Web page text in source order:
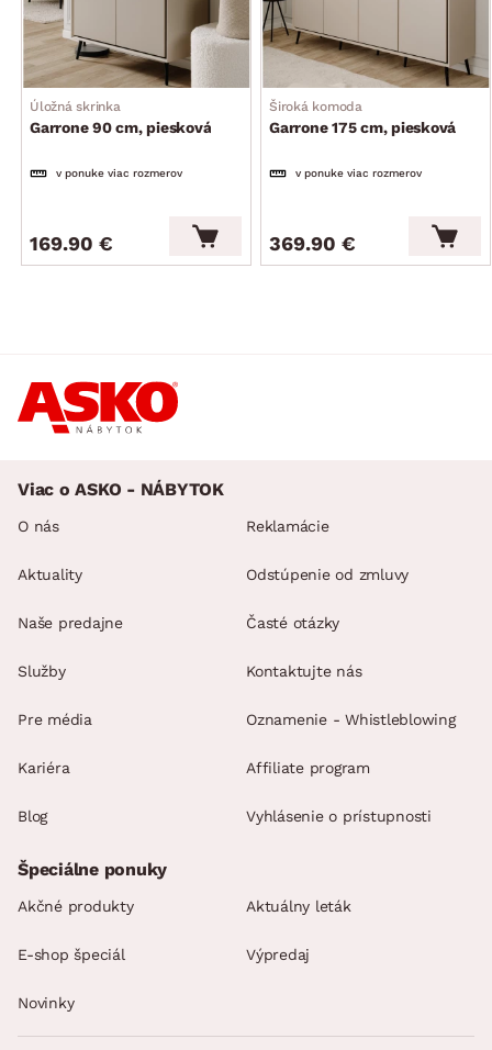
Úložná skrinka
Garrone 90 cm, piesková
v ponuke viac rozmerov
169.90 €
Široká komoda
Garrone 175 cm, piesková
v ponuke viac rozmerov
369.90 €
Viac o ASKO - NÁBYTOK
O nás
Aktuality
Naše predajne
Služby
Pre média
Kariéra
Blog
Reklamácie
Odstúpenie od zmluvy
Časté otázky
Kontaktujte nás
Oznamenie - Whistleblowing
Affiliate program
Vyhlásenie o prístupnosti
Špeciálne ponuky
Akčné produkty Aktuálny leták
E-shop špeciál Výpredaj
Novinky